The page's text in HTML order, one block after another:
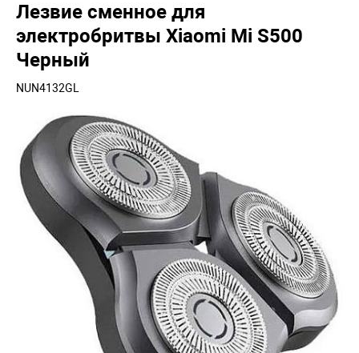
Лезвие сменное для
электробритвы Xiaomi Mi S500
Черный
NUN4132GL